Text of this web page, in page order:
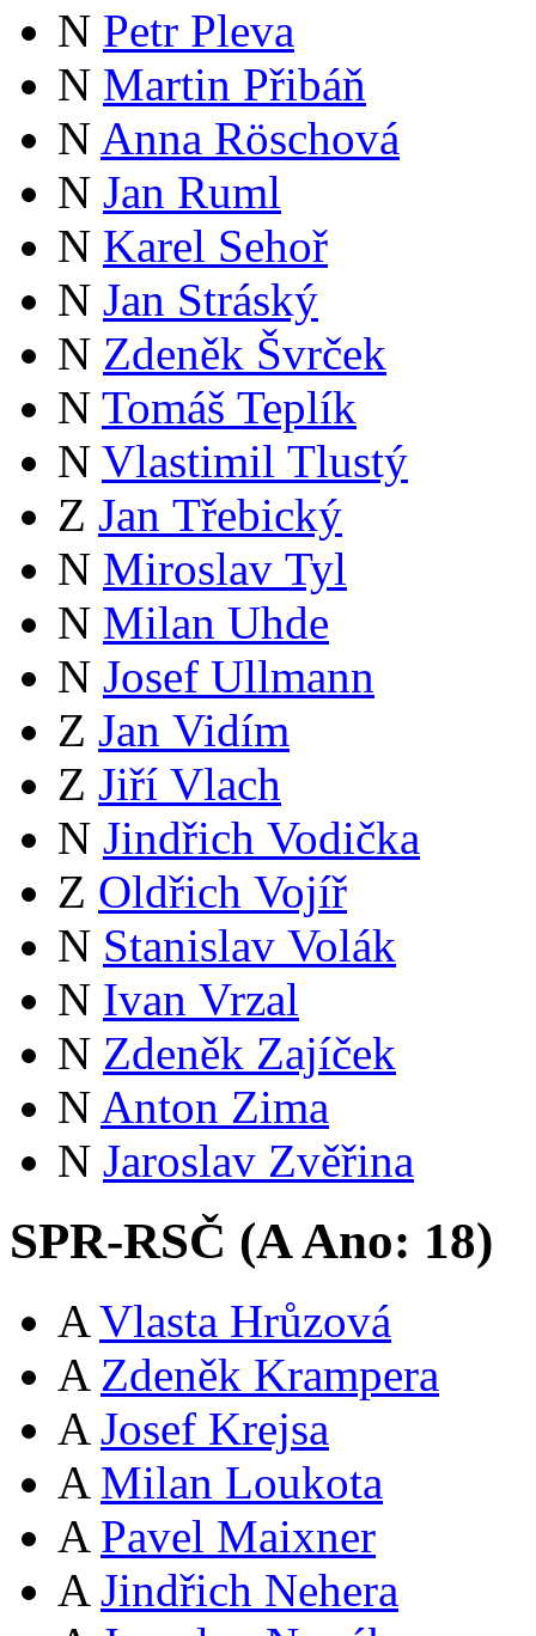
N Petr Pleva
N Martin Přibáň
N Anna Röschová
N Jan Ruml
N Karel Sehoř
N Jan Stráský
N Zdeněk Švrček
N Tomáš Teplík
N Vlastimil Tlustý
Z Jan Třebický
N Miroslav Tyl
N Milan Uhde
N Josef Ullmann
Z Jan Vidím
Z Jiří Vlach
N Jindřich Vodička
Z Oldřich Vojíř
N Stanislav Volák
N Ivan Vrzal
N Zdeněk Zajíček
N Anton Zima
N Jaroslav Zvěřina
SPR-RSČ (AAno: 18)
A Vlasta Hrůzová
A Zdeněk Krampera
A Josef Krejsa
A Milan Loukota
A Pavel Maixner
A Jindřich Nehera